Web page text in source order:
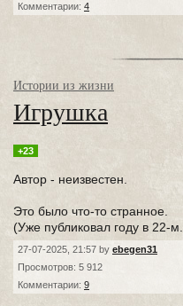
Комментарии: 4
Истории из жизни
Игрушка
+23
Автор - неизвестен.
Это было что-то странное.
(Уже публиковал году в 22-
27-07-2025, 21:57 by ebegen31
Просмотров: 5 912
Комментарии: 9